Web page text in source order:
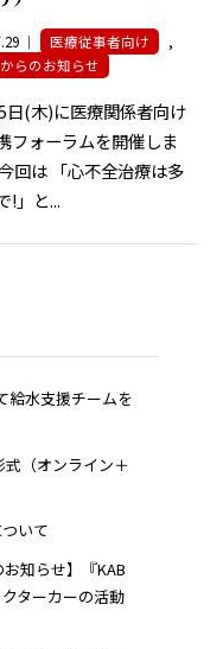
｜ 医療従事者向け
,
らのお知らせ
日(木)に医療関係者向け
フォーラムを開催しま
回は 「心不全治療は多
!」と...
給水支援チームを
（オンライン＋
いて
知らせ】『KAB
ターカーの活動